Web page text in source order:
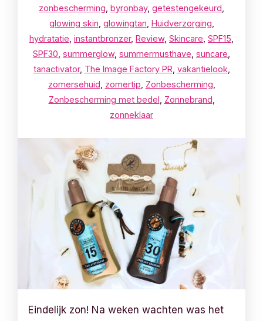
zonbescherming byronbay, getestengekeurd
glowing skin glowingtan Huidverzorging
hydratatie instantbronzer, Review, Skincare SPF15
SPF30 summerglow, summermusthave suncare
tanactivator, The Image Factory PR vakantielook
zomersehuid zomertip Zonbescherming
Zonbescherming met bedel Zonnebrand
zonneklaar
Eindelijk zon! Na weken wachten was het